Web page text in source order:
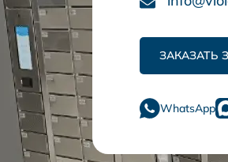
ЗАКАЗАТЬ
WhatsApp